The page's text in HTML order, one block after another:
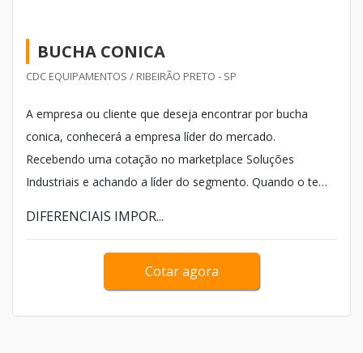
BUCHA CONICA
CDC EQUIPAMENTOS / RIBEIRÃO PRETO - SP
A empresa ou cliente que deseja encontrar por bucha
conica, conhecerá a empresa líder do mercado.
Recebendo uma cotação no marketplace Soluções
Industriais e achando a líder do segmento. Quando o tema
soluções para as mais diversas necessidades.
DIFERENCIAIS IMPOR...
Cotar agora